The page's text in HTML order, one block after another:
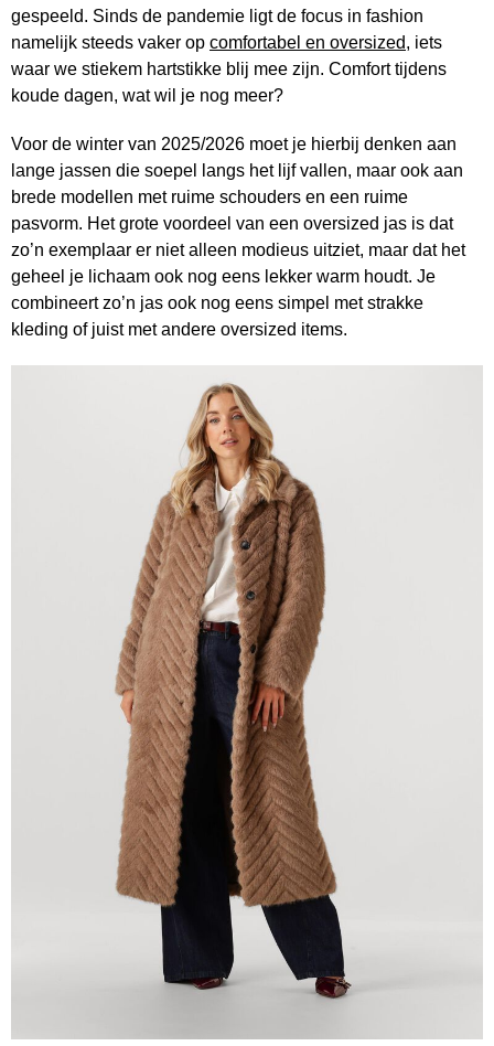
gespeeld. Sinds de pandemie ligt de focus in fashion
namelijk steeds vaker op comfortabel en oversized, iets
waar we stiekem hartstikke blij mee zijn. Comfort tijdens
koude dagen, wat wil je nog meer?
Voor de winter van 2025/2026 moet je hierbij denken aan
lange jassen die soepel langs het lijf vallen, maar ook aan
brede modellen met ruime schouders en een ruime
pasvorm. Het grote voordeel van een oversized jas is dat
zo’n exemplaar er niet alleen modieus uitziet, maar dat het
geheel je lichaam ook nog eens lekker warm houdt. Je
combineert zo’n jas ook nog eens simpel met strakke
kleding of juist met andere oversized items.